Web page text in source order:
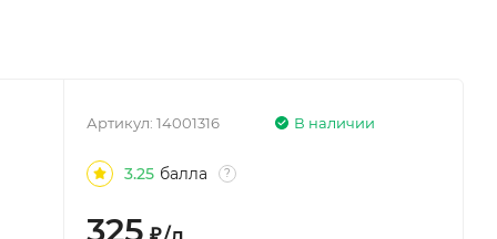
В наличии
Артикул:14001316
3.25 балла ?
325